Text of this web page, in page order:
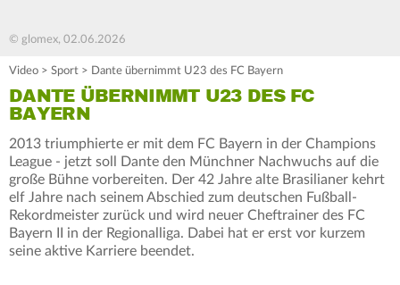
© glomex, 02.06.2026
Video > Sport > Dante übernimmt U23 des FC Bayern
DANTE ÜBERNIMMT U23 DES FC
BAYERN
2013 triumphierte er mit dem FC Bayern in der Champions
League - jetzt soll Dante den Münchner Nachwuchs auf die
große Bühne vorbereiten. Der 42 Jahre alte Brasilianer kehrt
elf Jahre nach seinem Abschied zum deutschen Fußball-
Rekordmeister zurück und wird neuer Cheftrainer des FC
Bayern II in der Regionalliga. Dabei hat er erst vor kurzem
seine aktive Karriere beendet.